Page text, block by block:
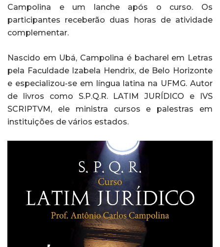
Campolina e um lanche após o curso. Os
participantes receberão duas horas de atividade
complementar.
Nascido em Ubá, Campolina é bacharel em Letras
pela Faculdade Izabela Hendrix, de Belo Horizonte
e especializou-se em língua latina na UFMG. Autor
de livros como S.P.Q.R. LATIM JURÍDICO e IVS
SCRIPTVM, ele ministra cursos e palestras em
instituições de vários estados.